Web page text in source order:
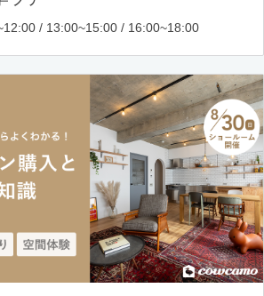
/ 13:00~15:00 / 16:00~18:00